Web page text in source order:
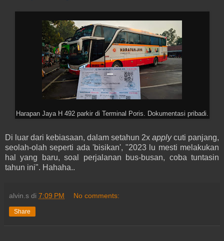
Harapan Jaya H 492 parkir di Terminal Poris. Dokumentasi pribadi.
Di luar dari kebiasaan, dalam setahun 2x applycuti panjang,
seolah-olah seperti ada 'bisikan', "2023 lu mesti melakukan
hal yang baru, soal perjalanan bus-busan, coba tuntasin
tahun ini". Hahaha..
alvin.s di 7:09 PM No comments:
Share